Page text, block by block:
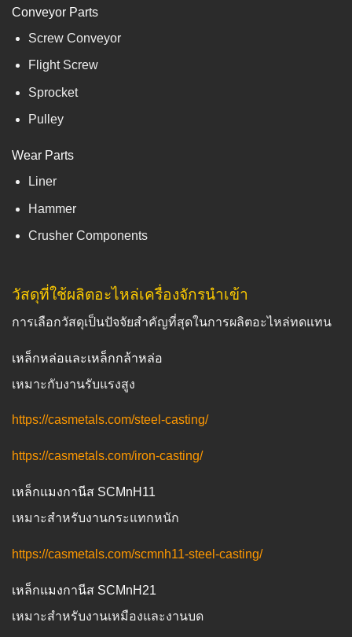
Conveyor Parts
Screw Conveyor
Flight Screw
Sprocket
Pulley
Wear Parts
Liner
Hammer
Crusher Components
วัสดุที่ใช้ผลิตอะไหล่เครื่องจักรนำเข้า
การเลือกวัสดุเป็นปัจจัยสำคัญที่สุดในการผลิตอะไหล่ทดแทน
เหล็กหล่อและเหล็กกล้าหล่อ
เหมาะกับงานรับแรงสูง
https://casmetals.com/steel-casting/
https://casmetals.com/iron-casting/
เหล็กแมงกานีส SCMnH11
เหมาะสำหรับงานกระแทกหนัก
https://casmetals.com/scmnh11-steel-casting/
เหล็กแมงกานีส SCMnH21
เหมาะสำหรับงานเหมืองและงานบด